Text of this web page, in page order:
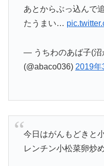
あとからぶっ込んで
たうまい…
— うちわのあば子(沼
(@abaco036) 2019年
今日はがんもどきと
レンチン小松菜卵炒